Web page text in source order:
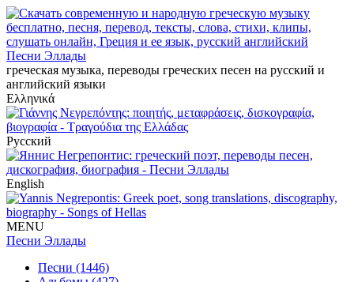
Песни Эллады
греческая музыка, переводы греческих песен на русский и
английский языки
Ελληνικά
Русский
English
MENU
Песни Эллады
Песни (1446)